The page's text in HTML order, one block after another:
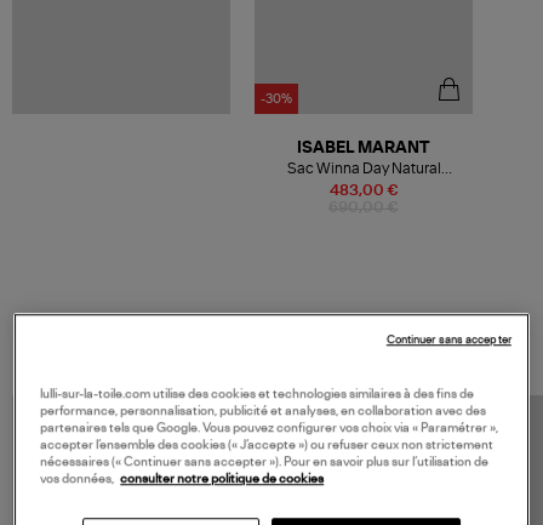
-30%
483,00 €
ISABEL MARANT
Sac Winna Day Natural
Cognac
VOS DERNIERS PRODUITS VUS
lulli-sur-la-toile.com utilise des cookies et technologies similaires à des fins de
performance, personnalisation, publicité et analyses, en collaboration avec des
partenaires tels que Google. Vous pouvez configurer vos choix via « Paramétrer »,
accepter l’ensemble des cookies (« J’accepte ») ou refuser ceux non strictement
nécessaires (« Continuer sans accepter »). Pour en savoir plus sur l’utilisation de
vos données, consulter notre politique de cookies
Continuer sans accepter